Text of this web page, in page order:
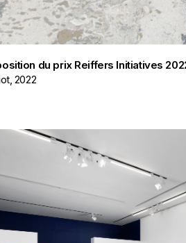
du prix Reiffers Initiatives
2022